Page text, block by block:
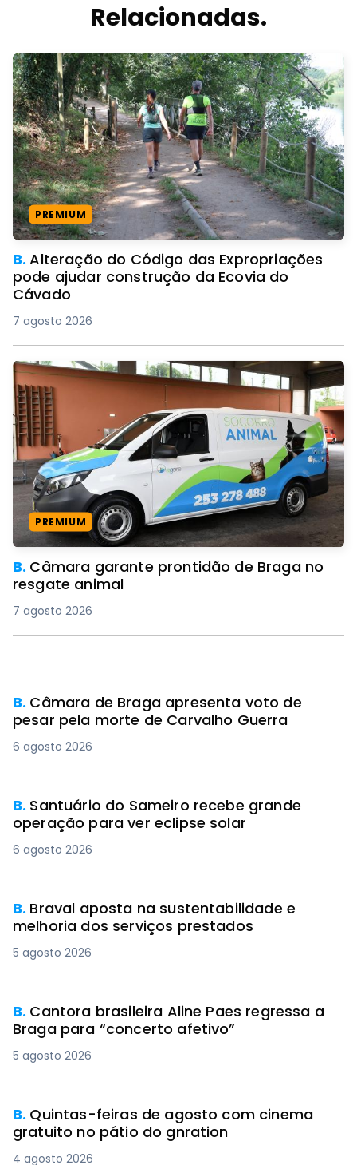
Relacionadas.
PREMIUM
B.Alteração do Código das Expropriações
pode ajudar construção da Ecovia do
Cávado
7 agosto 2026
PREMIUM
B. Câmara garante prontidão de Braga no
resgate animal
7 agosto 2026
B. Câmara de Braga apresenta voto de
pesar pela morte de Carvalho Guerra
6 agosto 2026
B. Santuário do Sameiro recebe grande
operação para ver eclipse solar
6 agosto 2026
B. Braval aposta na sustentabilidade e
melhoria dos serviços prestados
5 agosto 2026
B. Cantora brasileira Aline Paes regressa a
Braga para “concerto afetivo”
5 agosto 2026
B. Quintas-feiras de agosto com cinema
gratuito no pátio do gnration
4 agosto 2026